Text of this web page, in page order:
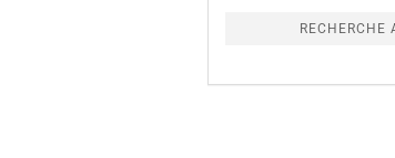
RECHERCHE